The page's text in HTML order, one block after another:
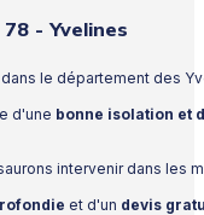
- Yvelines
le département des
d'une bonne isolation et
intervenir dans les
et d'un devis